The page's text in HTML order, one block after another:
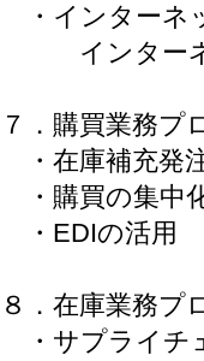
・インターネ
インターネ
７．購買業務プ
・在庫補充発
・購買の集中
・EDIの活用
８．在庫業務プ
・サプライチ